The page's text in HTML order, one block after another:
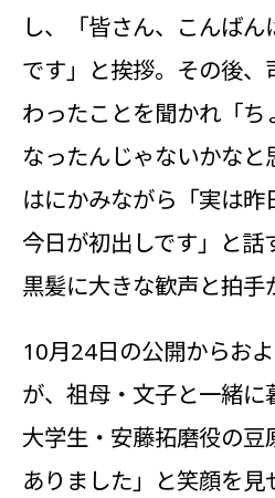
し、「皆さん、こんば
です」と挨拶。その後、
わったことを聞かれ「ち
なったんじゃないかなと
はにかみながら「実は昨
今日が初出しです」と話
黒髪に大きな歓声と拍手
10月24日の公開からお
が、祖母・文子と一緒に
大学生・安藤拓磨役の
ありました」と笑顔を見